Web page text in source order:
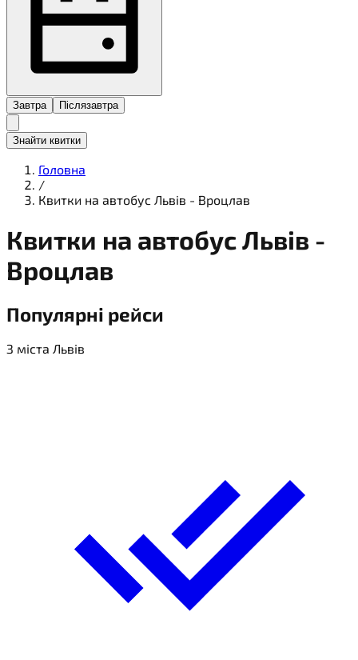
Завтра Післязавтра
Знайти квитки
Головна
/
Квитки на автобус Львів - Вроцлав
Квитки на автобусЛьвів -
Вроцлав
Популярні рейси
З міста Львів